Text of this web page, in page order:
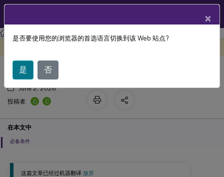
Citrix Virtual Apps and Desktops 7 2311
这篇文章已经过机器翻译.放弃
WIA 设备
June 2, 2026
投稿者:
C C
在本文中
必备条件
×
是否要使用您的浏览器的首选语言切换到该 Web 站点?
是 否